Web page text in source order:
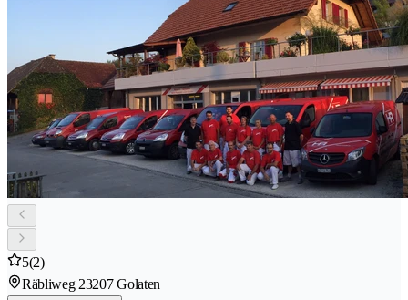
5(2)
Räbliweg 23207 Golaten